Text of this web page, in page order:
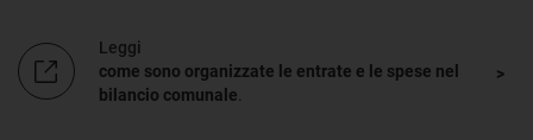
Leggi
come sono organizzate le entrate e le spese nel
bilancio comunale